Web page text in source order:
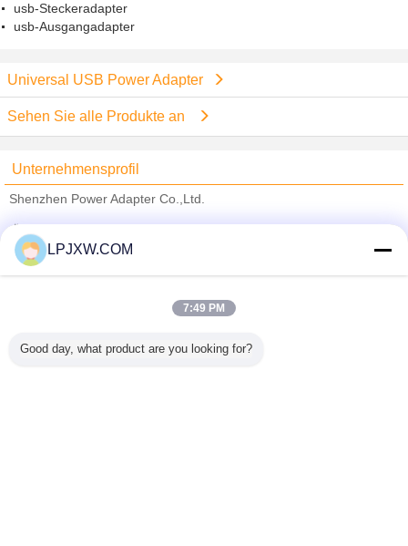
usb-Steckeradapter
usb-Ausgangadapter
Universal USB Power Adapter
Sehen Sie alle Produkte an
Unternehmensprofil
Shenzhen Power Adapter Co.,Ltd.
Trust Seal
Verified Suplier
Alle Produkte
LPJXW.COM
7:49 PM
Good day, what product are you looking for?